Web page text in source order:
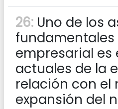
26: Uno de los
fundamentales
empresarial es
actuales de la
relación con el
expansión del